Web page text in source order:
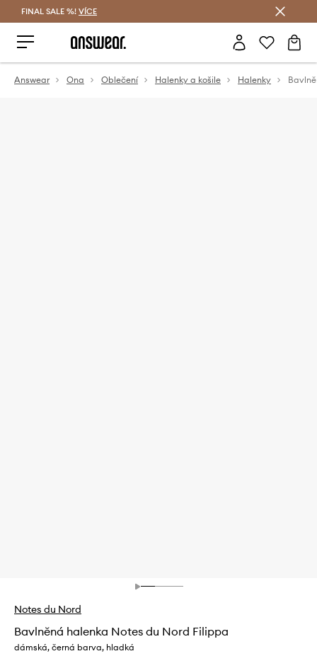
FINAL SALE %! VÍCE
Answear Ona Oblečení Halenky a košile Halenky
Notes du Nord
Bavlněná halenka Notes du Nord Filippa
dámská, černá barva, hladká